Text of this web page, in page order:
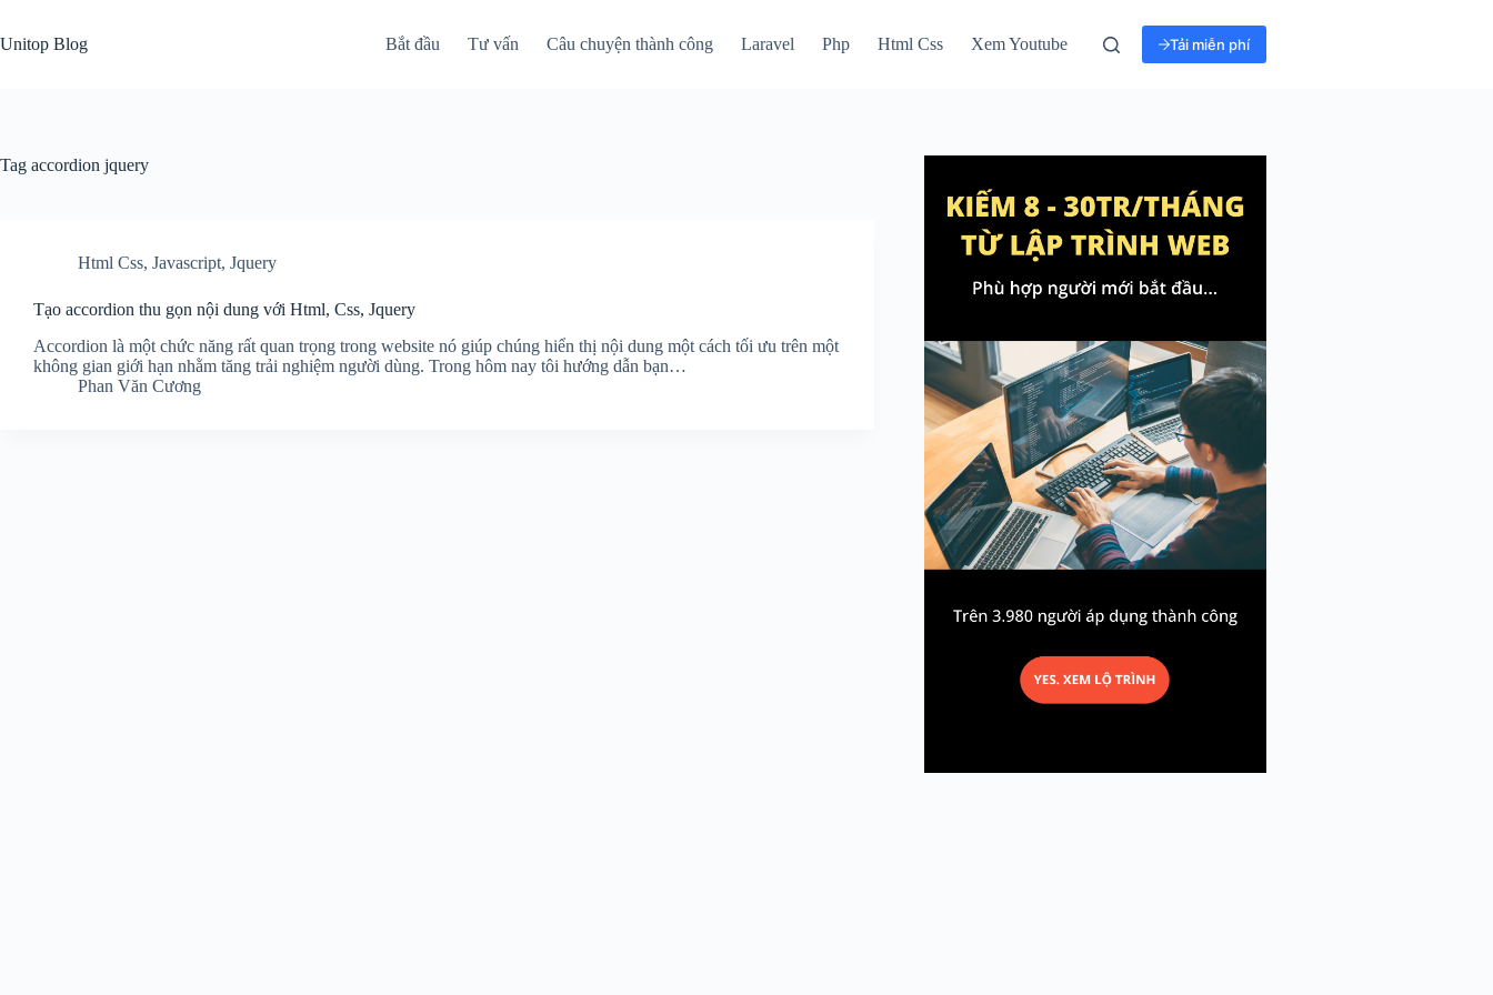
content
Unitop Blog Bắt đầu Tư vấn Câu chuyện thành công Laravel Php Html Css Xem Youtube Tải miễn phí
Tag accordion jquery
Html Css, Javascript, Jquery
Tạo accordion thu gọn nội dung với Html, Css, Jquery
Accordion là một chức năng rất quan trọng trong website nó giúp chúng hiển thị nội dung một cách tối ưu trên một
không gian giới hạn nhằm tăng trải nghiệm người dùng. Trong hôm nay tôi hướng dẫn bạn…
Phan Văn Cương